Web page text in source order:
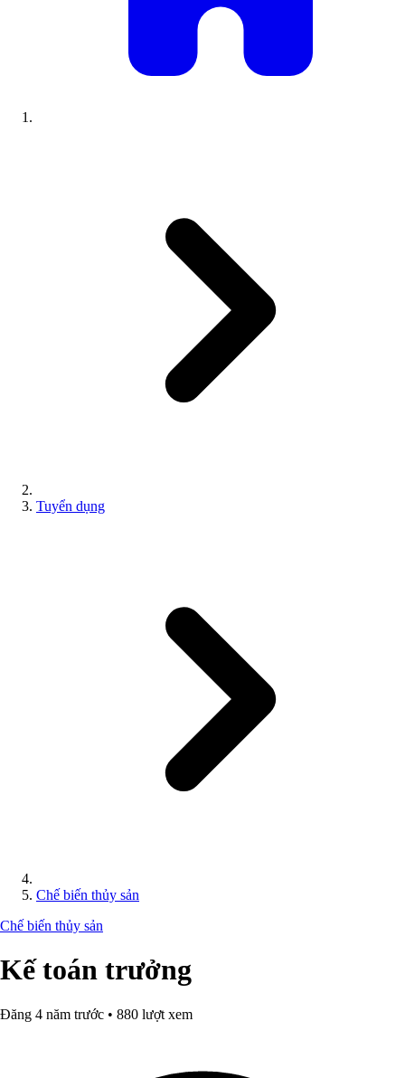
Tuyển dụng
Chế biến thủy sản
Chế biến thủy sản
Kế toán trưởng
Đăng 4 năm trước • 880 lượt xem